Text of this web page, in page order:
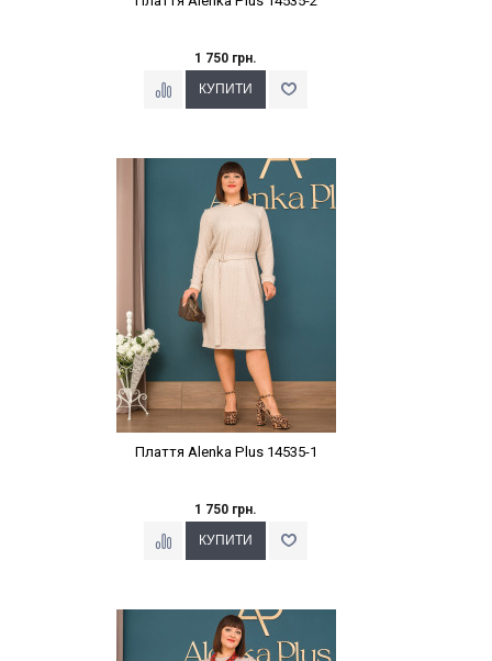
1 750 грн.
Наклейки Варіант з %
Плаття Alenka Plus 14535-1
1 750 грн.
Наклейки Варіант з %